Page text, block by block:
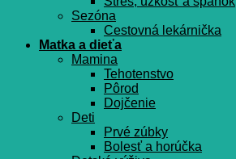
Sezóna
Cestovná lekárnička
Matka a dieťa
Mamina
Tehotenstvo
Pôrod
Dojčenie
Deti
Prvé zúbky
Bolesť a horúčka